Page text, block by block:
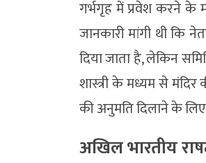
गर्भगृह में प्रवेश करने के
जानकारी मांगी थी कि
दिया जाता है, लेकिन
शास्त्री के मध्यम से
की अनुमति दिलाने के लिए
अखिल भारतीय